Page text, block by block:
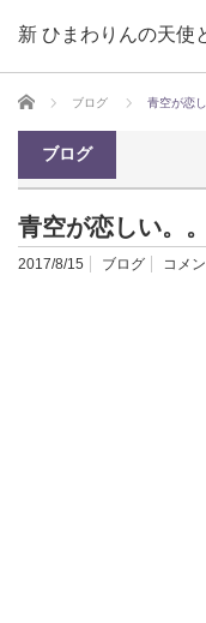
新 ひまわりんの天使
ホーム ブログ 青空が恋
ブログ
青空が恋しい。。
2017/8/15 ブログ コメ